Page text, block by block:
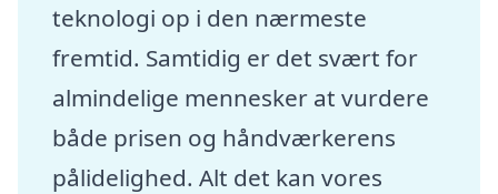
teknologi op i den nærmeste
fremtid. Samtidig er det svært for
almindelige mennesker at vurdere
både prisen og håndværkerens
pålidelighed. Alt det kan vores